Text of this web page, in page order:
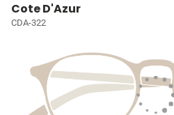
Cote D'Azur
CDA-322